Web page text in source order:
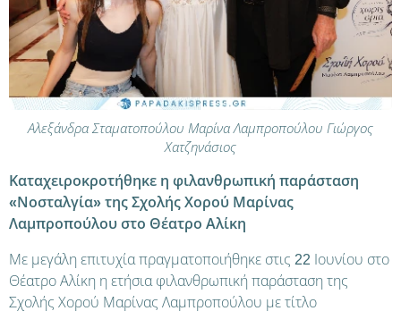
Αλεξάνδρα Σταματοπούλου Μαρίνα Λαμπροπούλου Γιώργος
Χατζηνάσιος
Καταχειροκροτήθηκε η φιλανθρωπική παράσταση
«Νοσταλγία» της Σχολής Χορού Μαρίνας
Λαμπροπούλου στο Θέατρο Αλίκη
Με μεγάλη επιτυχία πραγματοποιήθηκε στις 22 Ιουνίου στο
Θέατρο Αλίκη η ετήσια φιλανθρωπική παράσταση της
Σχολής Χορού Μαρίνας Λαμπροπούλου με τίτλο